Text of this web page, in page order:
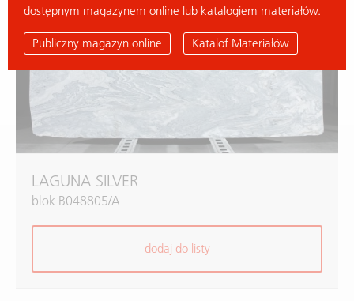
LAGUNA SILVER
blok B048805/A
dodaj do listy
dostępnym magazynem online lub katalogiem materiałów.
Publiczny magazyn online Katalof Materiałów